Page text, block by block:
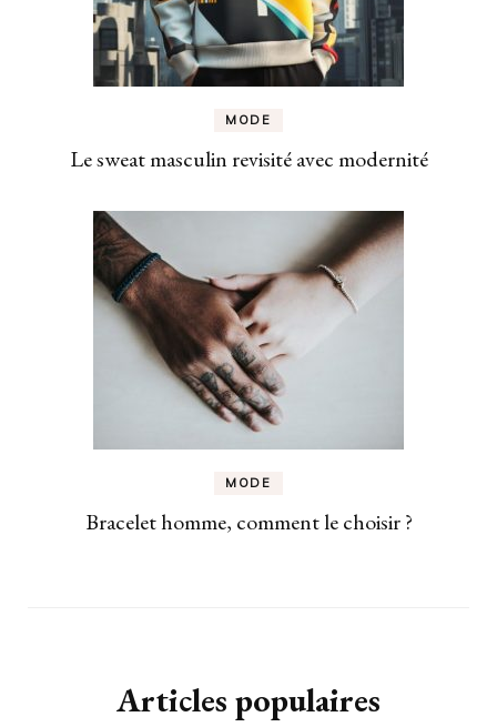
MODE
Le sweat masculin revisité avec modernité
MODE
Bracelet homme, comment le choisir ?
Articles populaires